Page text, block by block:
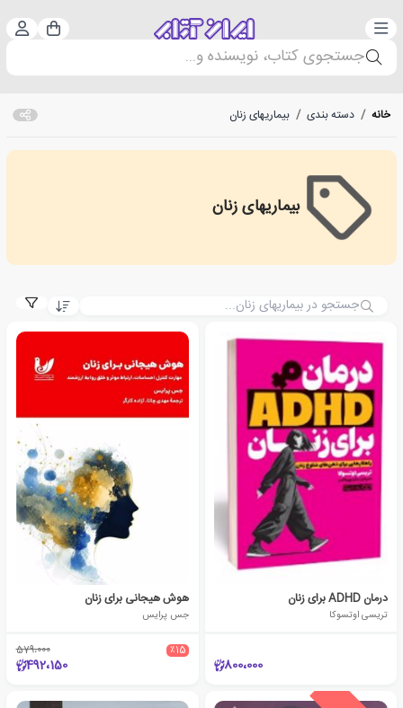
دسته‌بندی سبد
جستجوی کتاب، نویسنده و...
خانه / دسته بندی / بیماریهای زنان
بیماریهای زنان
بیماریهای زنان
درمان ADHD برای زنان
تریسی اوتسوکا
800،000
هوش هیجانی برای زنان
جس پرایس
٪15 579،000
492،150